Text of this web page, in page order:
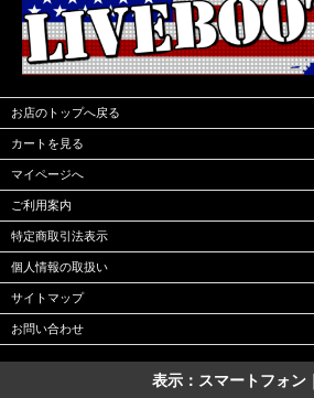
お店のトップへ戻る
カートを見る
マイページへ
ご利用案内
特定商取引法表示
個人情報の取扱い
サイトマップ
お問い合わせ
表示：スマートフォン｜